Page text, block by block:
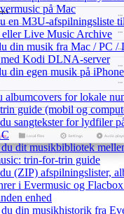
på Mac
en M3U-afspilningsliste
Live Music Archive
din musik fra Mac / PC /
Kodi DLNA-server
din egen musik på
albumcovers for lokale
guide (mobil og
sangtekster for lydfiler
dit musikbibliotek
trin-for-trin guide
(ZIP) afspilningslister,
i Evermusic og
enhed
du din musikhistorik fra